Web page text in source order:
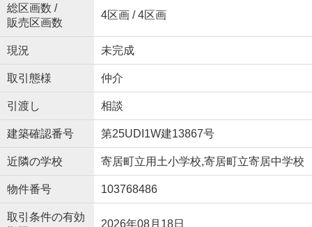
総区画数 /
販売区画数
4区画 / 4区画
現況 未完成
取引態様 仲介
引渡し 相談
建築確認番号 第25UDI1W建13867号
近隣の学校 寄居町立用土小学校,寄居町立寄居中学校
物件番号 103768486
取引条件の有効
2026年08月18日